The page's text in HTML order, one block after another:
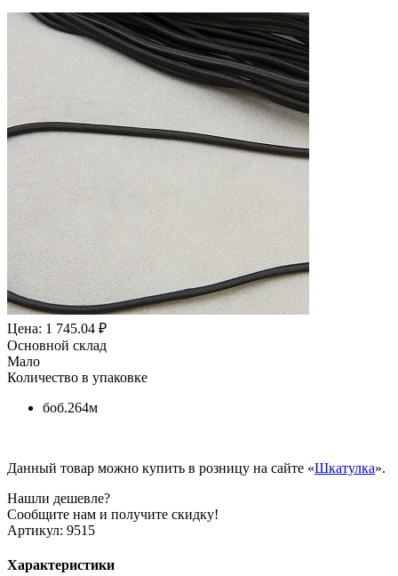
Цена: 1 745.04 ₽
Основной склад
Мало
Количество в упаковке
боб.264м
Данный товар можно купить в розницу на сайте «Шкатулка».
Нашли дешевле?
Сообщите нам и получите скидку!
Артикул: 9515
Характеристики